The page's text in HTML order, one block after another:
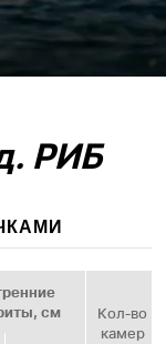
РИБ
см
Кол‑во
камер